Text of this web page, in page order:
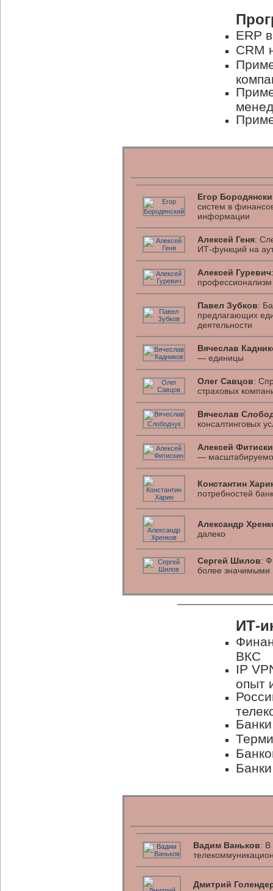
ERP
CRM
Егор
систем в
информации
Алексей Геня:
ИТ-функций на
Алексей Гуревич
профессионализм
Павел Зубков:
предлагающих
деятельности
Вячеслав
— единицы
Олег Савцов:
страховых
Вячеслав
консалтинговых
Алексей
—
Константин
потребностей
Александр
далеко
Сергей Шилов:
более значимыми
ИТ-
ВКС
IP
опыт
Вадим Ваньков: В
Дмитрий